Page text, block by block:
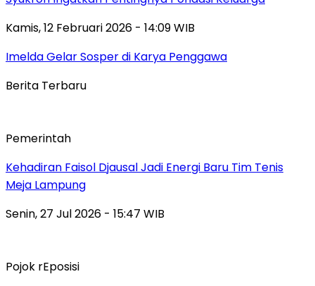
Kamis, 12 Februari 2026 - 14:09 WIB
Imelda Gelar Sosper di Karya Penggawa
Berita Terbaru
Pemerintah
Kehadiran Faisol Djausal Jadi Energi Baru Tim Tenis
Meja Lampung
Senin, 27 Jul 2026 - 15:47 WIB
Pojok rEposisi